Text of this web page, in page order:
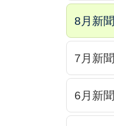
8月新聞
7月新聞
6月新聞